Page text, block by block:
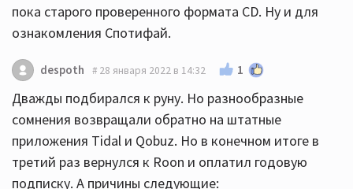
пока старого проверенного формата CD. Ну и для
ознакомления Спотифай.
despoth 28 января 2022 в 14:32 1
Дважды подбирался к руну. Но разнообразные
сомнения возвращали обратно на штатные
приложения Tidal и Qobuz. Но в конечном итоге в
третий раз вернулся к Roon и оплатил годовую
подписку. А причины следующие: